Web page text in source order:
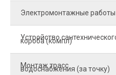
Электромонтажные работы
Устройство
короба (компл)
Монтаж трасс
водоснабжения (за точку)